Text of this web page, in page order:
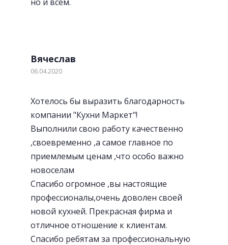
Вячеслав
06.04.2020
Хотелось бы выразить благодарность
компании "Кухни Маркет"!
Выполнили свою работу качественно
,своевременно ,а самое главное по
приемлемым ценам ,что особо важно
новоселам
Спасибо огромное ,вы настоящие
профессионалы,очень доволен своей
новой кухней. Прекрасная фирма и
отличное отношение к клиентам.
Спасибо ребятам за профессиональную